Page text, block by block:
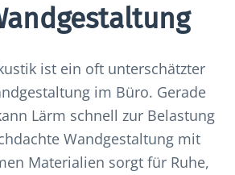
ist ein oft unterschätzter
im Büro. Gerade
Lärm schnell zur Belastung
Wandgestaltung mit
Materialien sorgt für Ruhe,